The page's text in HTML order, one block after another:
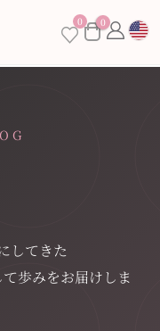
0 0
してきた
歩みをお届けしま